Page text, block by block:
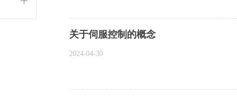
关于伺服控制的概念
2024-04-30